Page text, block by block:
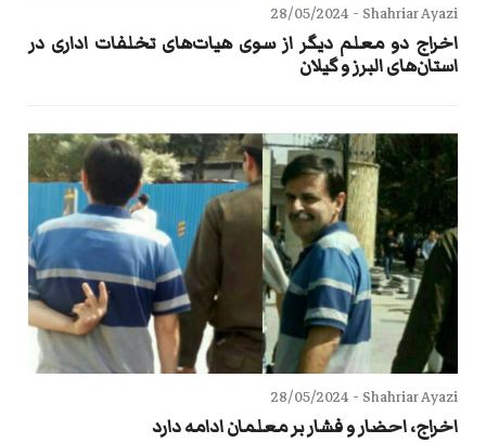
Shahriar Ayazi -
28/05/2024
اخراج دو معلم دیگر از سوی هیات‌های تخلفات اداری در
استان‌های البرز و گیلان
Shahriar Ayazi -
28/05/2024
اخراج، احضار و فشار بر معلمان ادامه دارد